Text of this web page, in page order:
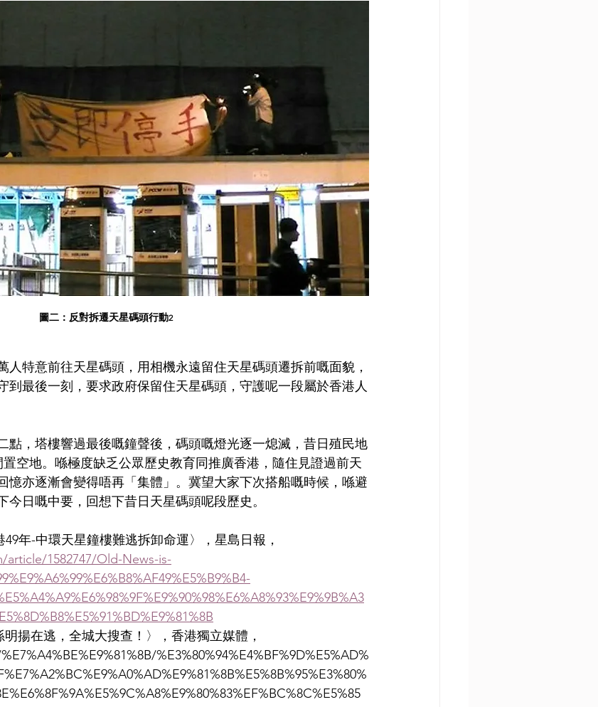
圖二：反對拆遷天星碼頭行動2
人特意前往天星碼頭，用相機永遠留住天星碼頭遷拆前嘅面貌，
到最後一刻，要求政府保留住天星碼頭，守護呢一段屬於香港人
點，塔樓響過最後嘅鐘聲後，碼頭嘅燈光逐一熄滅，昔日殖民地
空地。喺極度缺乏公眾歷史教育同推廣香港，隨住見證過前天
憶亦逐漸會變得唔再「集體」。冀望大家下次搭船嘅時候，喺避
今日嘅中要，回想下昔日天星碼頭呢段歷史。
年-中環天星鐘樓難逃拆卸命運〉，星島日報，
1582747/Old-News-is-
明揚在逃，全城大搜查！〉，香港獨立媒體，
%E3%80%94%E4%BF%9D%E5%AD%